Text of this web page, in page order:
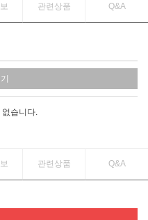
관련상품 Q&A
없습니다.
관련상품 Q&A